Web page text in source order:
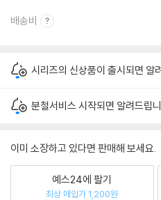
배송비
시리즈의 신상품이 출시되면 알
분철서비스 시작되면 알려드립
이미 소장하고 있다면 판매해 보세요.
예스24에 팔기
최상 매입가 1,200원